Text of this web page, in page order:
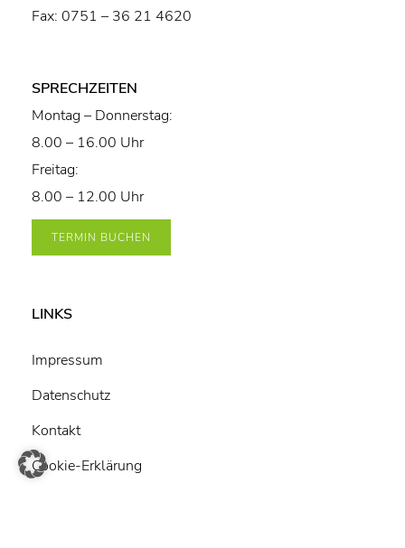
Fax: 0751 – 36 21 4620
SPRECHZEITEN
Montag – Donnerstag:
8.00 – 16.00 Uhr
Freitag:
8.00 – 12.00 Uhr
TERMIN BUCHEN
LINKS
Impressum
Datenschutz
Kontakt
Cookie-Erklärung